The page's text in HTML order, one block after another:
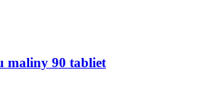
maliny 90 tabliet